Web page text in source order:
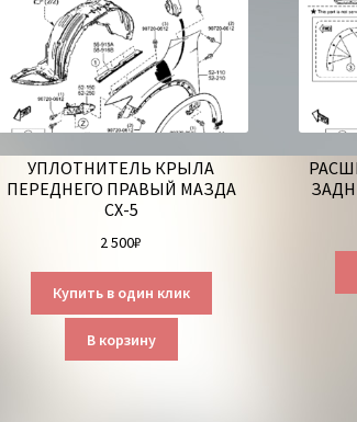
УПЛОТНИТЕЛЬ КРЫЛА
ПЕРЕДНЕГО ПРАВЫЙ МАЗДА
СХ-5
2 500₽
Купить в один клик
В корзину